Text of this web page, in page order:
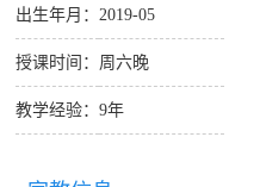
出生年月： 2019-05
授课时间： 周六晚
教学经验： 9年